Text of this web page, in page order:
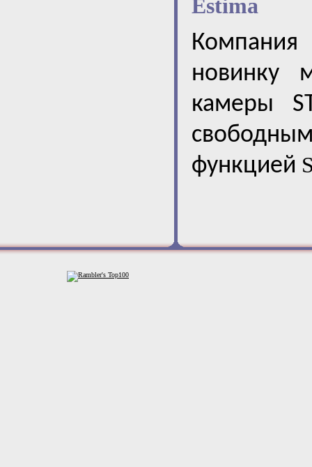
Estima
новинку
камеры
функцией